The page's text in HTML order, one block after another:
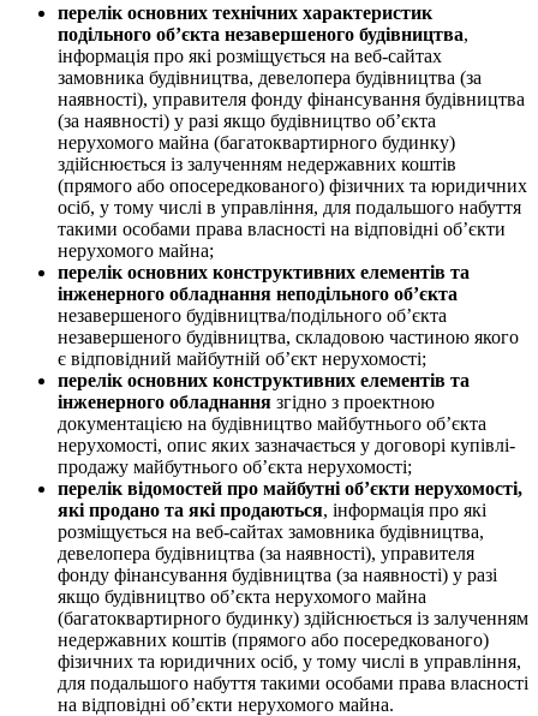
перелік основних технічних характеристик
подільного об’єкта незавершеного будівництва,
інформація про які розміщується на веб-сайтах
замовника будівництва, девелопера будівництва (за
наявності), управителя фонду фінансування будівництва
(за наявності) у разі якщо будівництво об’єкта
нерухомого майна (багатоквартирного будинку)
здійснюється із залученням недержавних коштів
(прямого або опосередкованого) фізичних та юридичних
осіб, у тому числі в управління, для подальшого набуття
такими особами права власності на відповідні об’єкти
нерухомого майна;
перелік основних конструктивних елементів та
інженерного обладнання неподільного об’єкта
незавершеного будівництва/подільного об’єкта
незавершеного будівництва, складовою частиною якого
є відповідний майбутній об’єкт нерухомості;
перелік основних конструктивних елементів та
інженерного обладнання згідно з проектною
документацією на будівництво майбутнього об’єкта
нерухомості, опис яких зазначається у договорі купівлі-
продажу майбутнього об’єкта нерухомості;
перелік відомостей про майбутні об’єкти нерухомості,
які продано та які продаються, інформація про які
розміщується на веб-сайтах замовника будівництва,
девелопера будівництва (за наявності), управителя
фонду фінансування будівництва (за наявності) у разі
якщо будівництво об’єкта нерухомого майна
(багатоквартирного будинку) здійснюється із залученням
недержавних коштів (прямого або посередкованого)
фізичних та юридичних осіб, у тому числі в управління,
для подальшого набуття такими особами права власності
на відповідні об’єкти нерухомого майна.